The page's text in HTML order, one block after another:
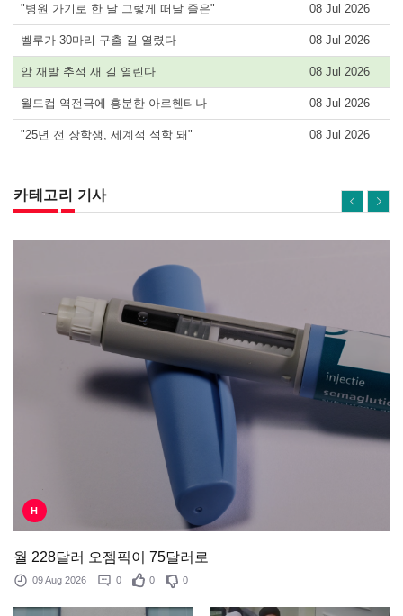
"병원 가기로 한 날 그렇게 떠날 줄은" 08 Jul 2026
벨루가 30마리 구출 길 열렸다 08 Jul 2026
암 재발 추적 새 길 열린다 08 Jul 2026
월드컵 역전극에 흥분한 아르헨티나 08 Jul 2026
"25년 전 장학생, 세계적 석학 돼" 08 Jul 2026
카테고리 기사
H
월 228달러 오젬픽이 75달러로
09 Aug 2026 0 0 0